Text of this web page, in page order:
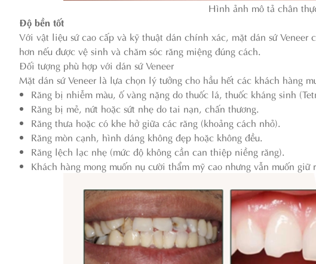
Hình ảnh mô tả chân
Độ bền tốt
Với vật liệu sứ cao cấp và kỹ thuật dán chính xác, mặt dán sứ
hơn nếu được vệ sinh và chăm sóc răng miệng đúng cách.
Đối tượng phù hợp với dán sứ Veneer
Mặt dán sứ Veneer là lựa chọn lý tưởng cho hầu hết các khách hàng
Răng bị nhiễm màu, ố vàng nặng do thuốc lá, thuốc kháng sinh
Răng bị mẻ, nứt hoặc sứt nhẹ do tai nạn, chấn thương.
Răng thưa hoặc có khe hở giữa các răng (khoảng cách nhỏ).
Răng mòn cạnh, hình dáng không đẹp hoặc không đều.
Răng lệch lạc nhẹ (mức độ không cần can thiệp niềng răng).
Khách hàng mong muốn nụ cười thẩm mỹ cao nhưng vẫn muốn giữ